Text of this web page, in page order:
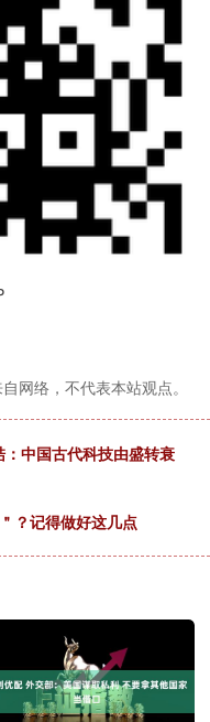
网络，不代表本站观点。
中国古代科技由盛转衰
？记得做好这几点